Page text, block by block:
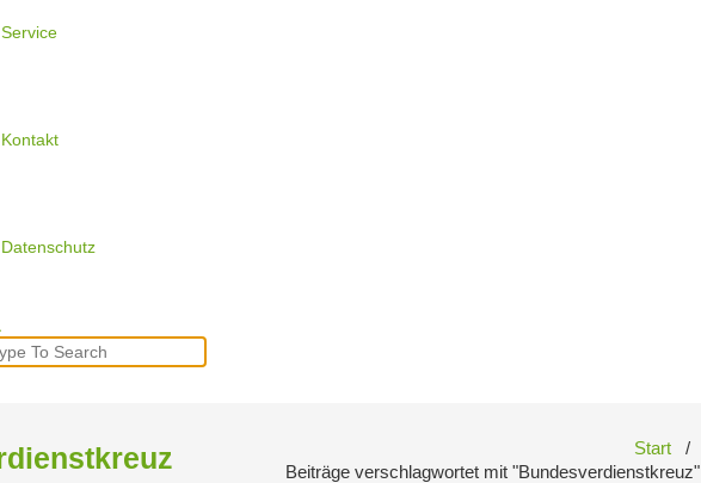
Service
Kontakt
Datenschutz
Start /
Beiträge verschlagwortet mit "Bundesverdienstkreuz"